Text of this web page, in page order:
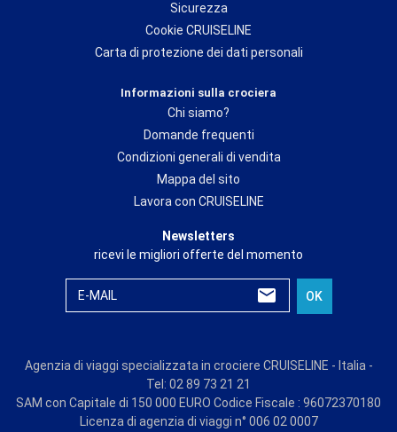
Sicurezza
Cookie CRUISELINE
Carta di protezione dei dati personali
Informazioni sulla crociera
Chi siamo?
Domande frequenti
Condizioni generali di vendita
Mappa del sito
Lavora con CRUISELINE
Newsletters
ricevi le migliori offerte del momento
E-MAIL OK
Agenzia di viaggi specializzata in crociere CRUISELINE - Italia -
Tel: 02 89 73 21 21
SAM con Capitale di 150 000 EURO Codice Fiscale : 96072370180
Licenza di agenzia di viaggi n° 006 02 0007